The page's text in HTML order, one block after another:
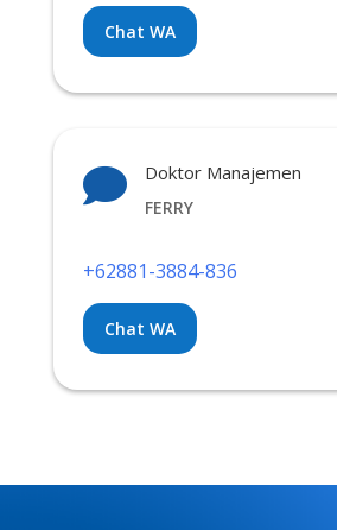
Chat WA
 Doktor Manajemen
FERRY
+62881-3884-836
Chat WA